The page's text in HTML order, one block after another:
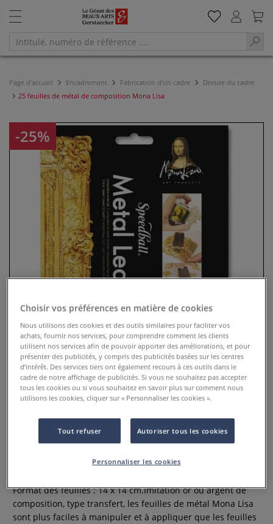
Page d'accueil Encadrement Fabrication d'un cadre
Dorure du cadre
25 feuilles de métal de composition Mona Lisa
-25%
25 feuilles de métal de
composition Mona Lisa
0 Commentaires
Format des feuilles : 14 x 14 cm.Imitation or ou argent de
composition, type transfert, les feuilles de métal Mona Lisa
sont plus faciles à manipuler et à appliquer que les feuilles
Choisir vos préférences en matière de cookies
Nous utilisons des cookies et des outils similaires pour faciliter vos
achats, fournir nos services, pour comprendre comment les clients
utilisent nos services afin de pouvoir apporter des améliorations, et pour
présenter des publicités, y compris des publicités basées sur les centres
d’intérêt. Des services tiers ont également recours à ces outils dans le
cadre de notre affichage de publicités. Si vous ne souhaitez pas accepter
tous les cookies ou si vous souhaitez en savoir plus sur comment nous
utilisons les cookies, cliquer sur « Personnaliser les cookies ».
Tout refuser Autoriser tous les cookies
Personnaliser les cookies